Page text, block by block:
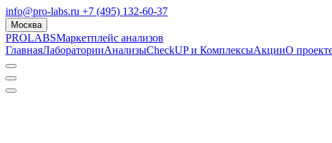
info@pro-labs.ru +7 (495) 132-60-37
Москва
PROLABSМаркетплейс анализов
ГлавнаяЛабораторииАнализыCheckUP и КомплексыАкцииО